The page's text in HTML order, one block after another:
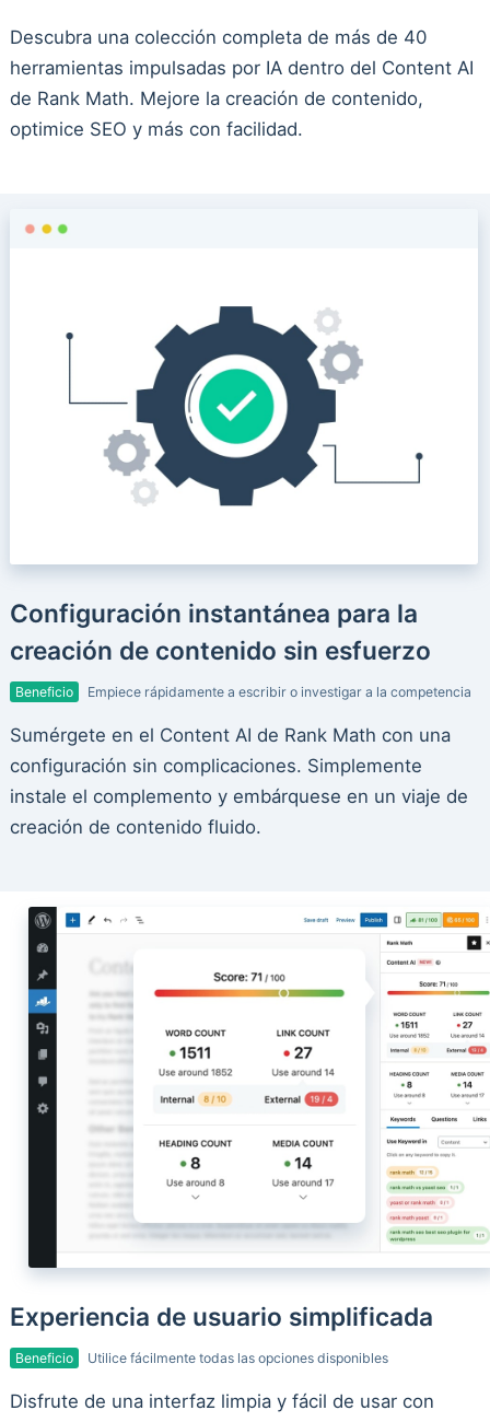
Descubra una colección completa de más de 40
herramientas impulsadas por IA dentro del Content AI
de Rank Math. Mejore la creación de contenido,
optimice SEO y más con facilidad.
Configuración instantánea para la
creación de contenido sin esfuerzo
Beneficio Empiece rápidamente a escribir o investigar a la competencia
Sumérgete en el Content AI de Rank Math con una
configuración sin complicaciones. Simplemente
instale el complemento y embárquese en un viaje de
creación de contenido fluido.
Experiencia de usuario simplificada
Beneficio Utilice fácilmente todas las opciones disponibles
Disfrute de una interfaz limpia y fácil de usar con